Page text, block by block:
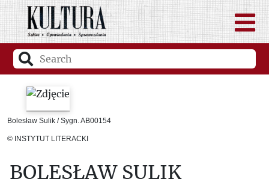
Bolesław Sulik / Sygn. AB00154
© INSTYTUT LITERACKI
BOLESŁAW SULIK